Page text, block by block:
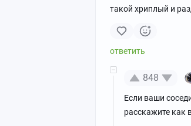
такой хриплый и
848
Если ваши
расскажите как